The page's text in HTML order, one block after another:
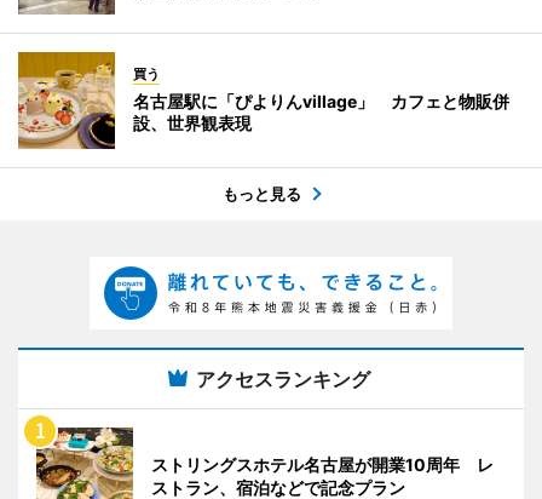
買う
名古屋駅に「ぴよりんvillage」 カフェと物販併
設、世界観表現
もっと見る
アクセスランキング
ストリングスホテル名古屋が開業10周年 レ
ストラン、宿泊などで記念プラン